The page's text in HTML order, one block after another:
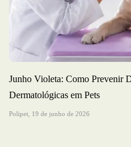
Junho Violeta: Como Prevenir
Dermatológicas em Pets
Polipet, 19 de junho de 2026